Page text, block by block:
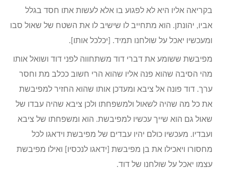
בקריאה אליו היא לא לפגוע בו אלא לעשות אתו חסד בגלל
אביו, יהונתן. הוא מתחייב לו שישיב לו את השטח של שאול סבו
ומעכשיו יאכל על שולחנו תמיד. [יכלכל אותו].
מפיבשת ששומע את דברי דוד משתחווה לפני דוד ושואל אותו
מהי הסיבה שהוא פנה אליו שהוא הרי חשוב ככלב מת וחסר
ערך. דוד פונה אל ציבא ומעדכן אותו שהוא החזיר למפיבשת
את כל מה שהיה לשאול ולמשפחתו ולכן ציבא שהיה עבדו של
שאול גם הוא שייך עכשיו למפיבשת. הוא ומשפחתו של ציבא
ועבדיו. מעכשיו כולם יהיו עבדים של מפיבשת וידאגו לכל
מחסורו ויאכילו את בן מפיבשת [ידאגו לנכסיו] ואילו מפיבשת
עצמו יאכל על שולחנו של דוד.